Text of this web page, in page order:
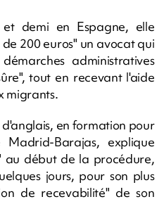
demi en Espagne, elle
200 euros" un avocat qui
administratives
tout en recevant l'aide
migrants.
en formation pour
Barajas, explique
au début de la procédure,
jours, pour son plus
de recevabilité" de son